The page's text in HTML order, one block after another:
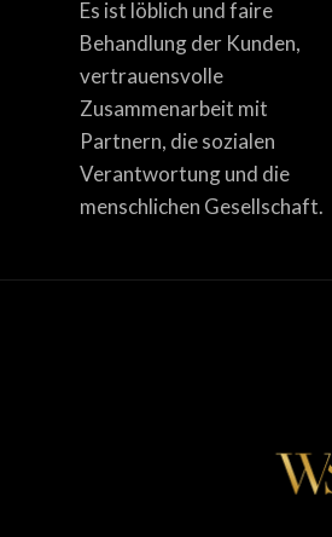
Es ist löblich und faire
Behandlung der Kunden,
vertrauensvolle
Zusammenarbeit mit
Partnern, die sozialen
Verantwortung und die
menschlichen Gesellschaft.